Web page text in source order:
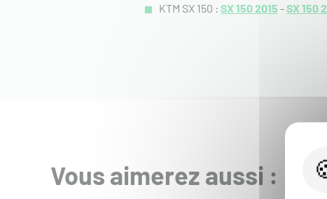
KTM SX 150 : SX 150 2015 -SX 150
Vous aimerez aussi :